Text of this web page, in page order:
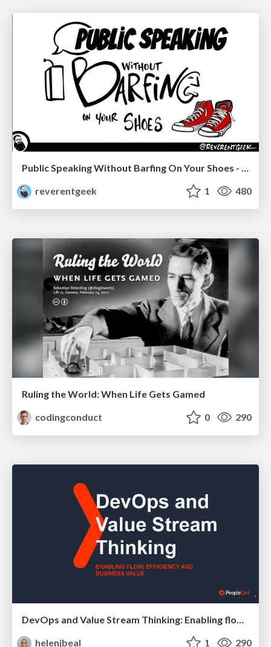
Public Speaking Without Barfing On Your Shoes - THAT 2023
reverentgeek
1 480
Ruling the World: When Life Gets Gamed
codingconduct
0 290
DevOps and Value Stream Thinking: Enabling flow, efficiency and business value
helenjbeal
1 290